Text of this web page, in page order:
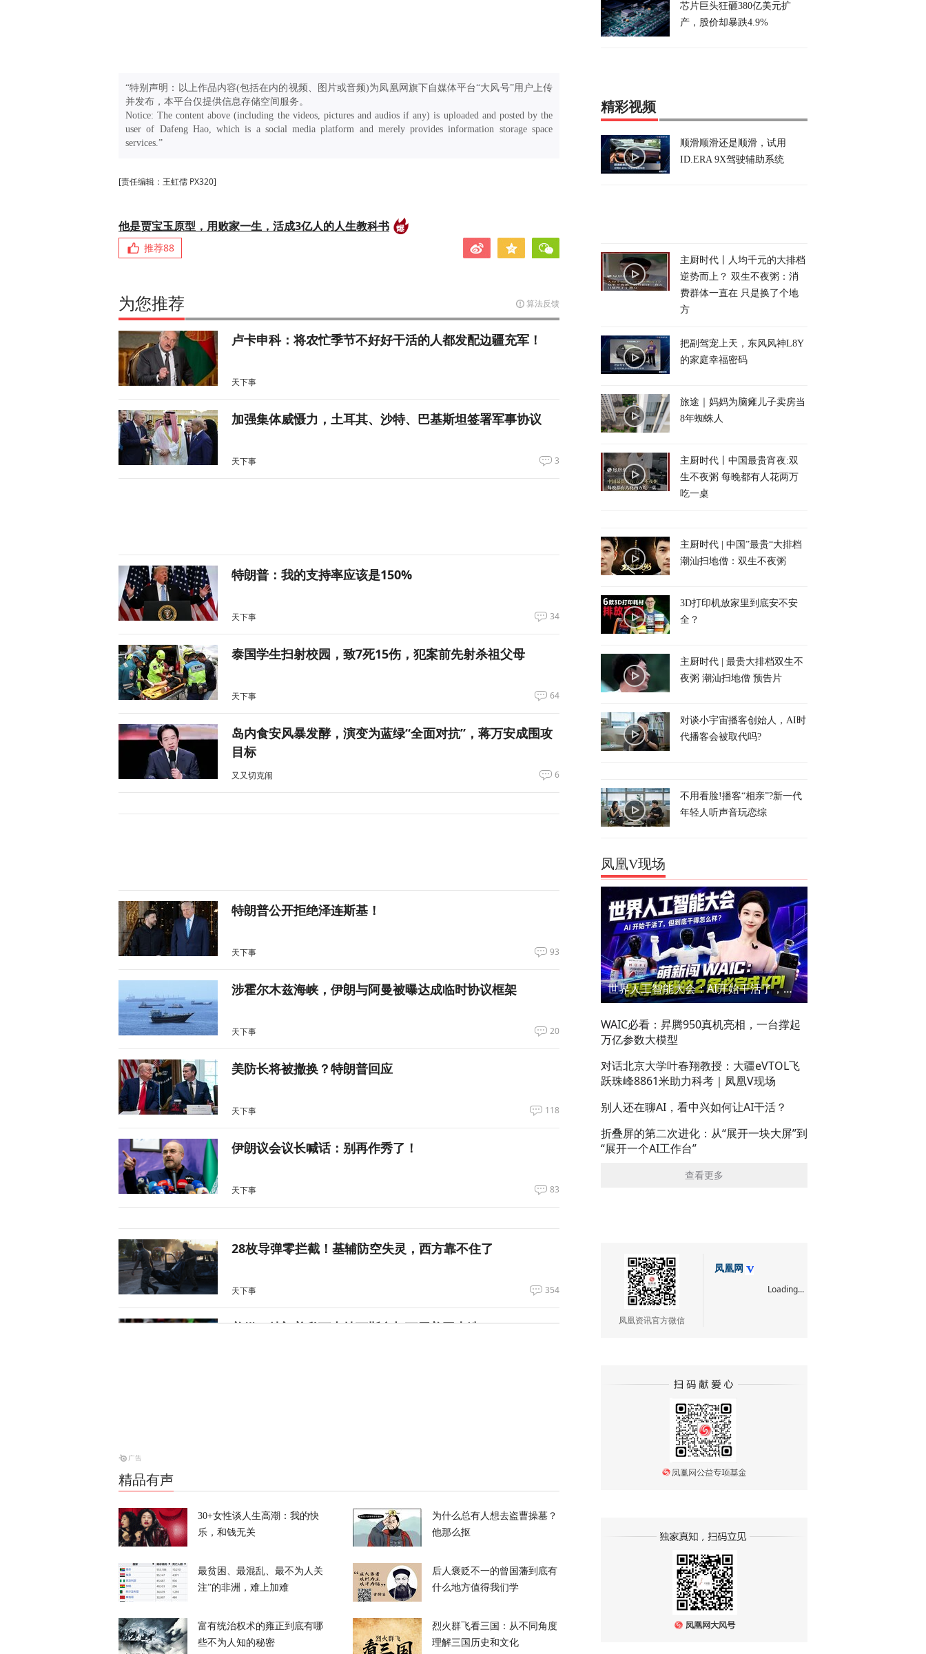
“特别声明：以上作品内容(包括在内的视频、图片或音频)为凤凰网旗下自媒体平台“大风号”用户上传
并发布，本平台仅提供信息存储空间服务。
Notice: The content above (including the videos, pictures and audios if any) is uploaded and posted by the
user of Dafeng Hao, which is a social media platform and merely provides information storage space
services.”
[责任编辑：王虹儒 PX320]
他是贾宝玉原型，用败家一生，活成3亿人的人生教科书
推荐88
为您推荐 算法反馈
卢卡申科：将农忙季节不好好干活的人都发配边疆充军！
天下事
加强集体威慑力，土耳其、沙特、巴基斯坦签署军事协议
天下事 3
特朗普：我的支持率应该是150%
天下事 34
泰国学生扫射校园，致7死15伤，犯案前先射杀祖父母
天下事 64
岛内食安风暴发酵，演变为蓝绿“全面对抗”，蒋万安成围攻
目标
又又切克闹 6
特朗普公开拒绝泽连斯基！
天下事 93
涉霍尔木兹海峡，伊朗与阿曼被曝达成临时协议框架
天下事 20
美防长将被撤换？特朗普回应
天下事 118
伊朗议会议长喊话：别再作秀了！
天下事 83
28枚导弹零拦截！基辅防空失灵，西方靠不住了
天下事 354
美媒：特朗普私下支持万斯参加下届美国大选
又又切克闹
俄方痛斥日本政客广岛致辞：不提美国是投弹国，却批评俄
精品有声
30+女性谈人生高潮：我的快
乐，和钱无关
为什么总有人想去盗曹操墓？
他那么抠
最贫困、最混乱、最不为人关
注”的非洲，难上加难
后人褒贬不一的曾国藩到底有
什么地方值得我们学
富有统治权术的雍正到底有哪
些不为人知的秘密
烈火群飞看三国：从不同角度
理解三国历史和文化
芯片巨头狂砸380亿美元扩
产，股价却暴跌4.9%
精彩视频
顺滑顺滑还是顺滑，试用
ID.ERA 9X驾驶辅助系统
主厨时代丨人均千元的大排档
逆势而上？ 双生不夜粥：消
费群体一直在 只是换了个地
方
把副驾宠上天，东风风神L8Y
的家庭幸福密码
旅途｜妈妈为脑瘫儿子卖房当
8年蜘蛛人
主厨时代丨中国最贵宵夜:双
生不夜粥 每晚都有人花两万
吃一桌
主厨时代 | 中国”最贵“大排档
潮汕扫地僧：双生不夜粥
3D打印机放家里到底安不安
全？
主厨时代 | 最贵大排档双生不
夜粥 潮汕扫地僧 预告片
对谈小宇宙播客创始人，AI时
代播客会被取代吗?
不用看脸!播客“相亲”?新一代
年轻人听声音玩恋综
凤凰V现场
世界人工智能大会：AI开始干活了，但到底干的怎么样？萌新闯WAIC
WAIC必看：昇腾950真机亮相，一台撑起
万亿参数大模型
对话北京大学叶春翔教授：大疆eVTOL飞
跃珠峰8861米助力科考｜凤凰V现场
别人还在聊AI，看中兴如何让AI干活？
折叠屏的第二次进化：从“展开一块大屏”到
“展开一个AI工作台”
查看更多
凤凰资讯官方微信
凤凰网
Loading...